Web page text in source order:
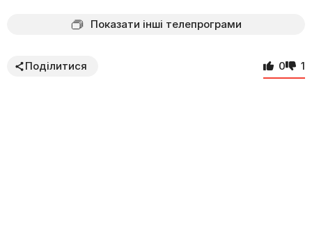
Показати інші телепрограми
Поділитися 0 1